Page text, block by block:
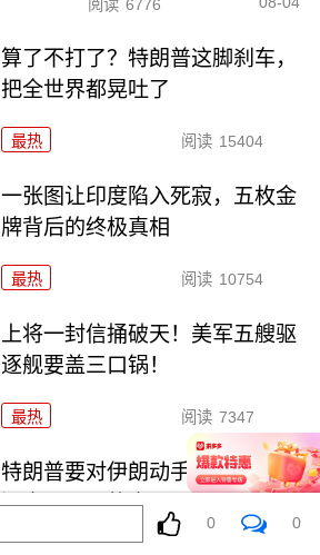
阅读 6776
算了不打了？特朗普这脚刹车，
把全世界都晃吐了
最热 阅读 15404
一张图让印度陷入死寂，五枚金
牌背后的终极真相
最热 阅读 10754
上将一封信捅破天！美军五艘驱
逐舰要盖三口锅！
最热 阅读 7347
特朗普要对伊朗动手？最狠的还
没来，最骚的来了
0 0